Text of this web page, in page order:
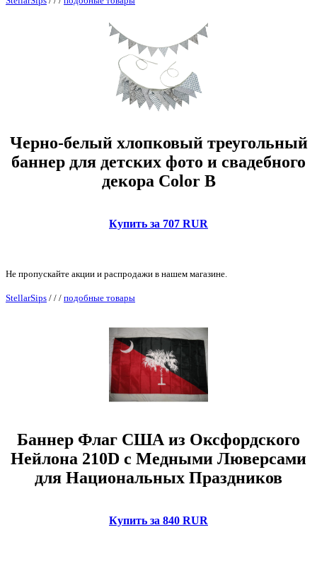
Черно-белый хлопковый треугольный
баннер для детских фото и свадебного
декора Color B
Купить за 707 RUR
Не пропускайте акции и распродажи в нашем магазине.
StellarSips / / / подобные товары
Баннер Флаг США из Оксфордского
Нейлона 210D с Медными Люверсами
для Национальных Праздников
Купить за 840 RUR